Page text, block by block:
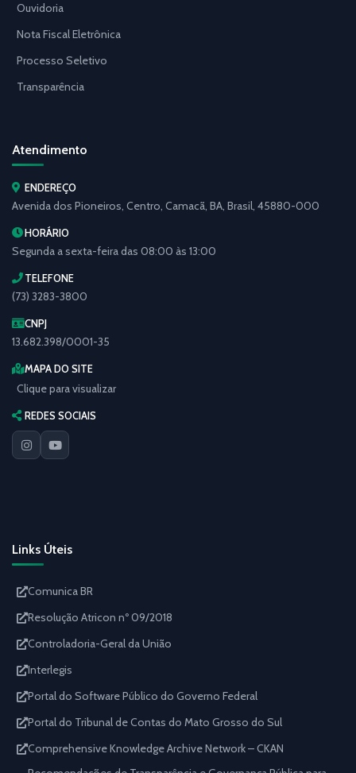
Ouvidoria
Nota Fiscal Eletrônica
Processo Seletivo
Transparência
Atendimento
ENDEREÇO
Avenida dos Pioneiros, Centro, Camacã, BA, Brasil, 45880-000
HORÁRIO
Segunda a sexta-feira das 08:00 às 13:00
TELEFONE
(73) 3283-3800
CNPJ
13.682.398/0001-35
MAPA DO SITE
Clique para visualizar
REDES SOCIAIS
Links Úteis
Comunica BR
Resolução Atricon nº 09/2018
Controladoria-Geral da União
Interlegis
Portal do Software Público do Governo Federal
Portal do Tribunal de Contas do Mato Grosso do Sul
Comprehensive Knowledge Archive Network – CKAN